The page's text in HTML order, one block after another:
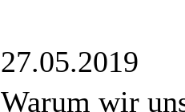
27.05.2019
Warum wir